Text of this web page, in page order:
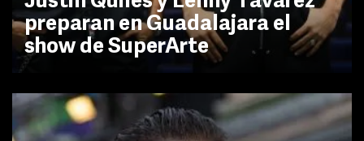
preparan en Guadalajara el
show de SuperArte